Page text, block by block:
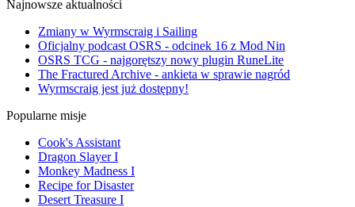
Najnowsze aktualności
Zmiany w Wyrmscraig i Sailing
Oficjalny podcast OSRS - odcinek 16 z Mod Nin
OSRS TCG - najgorętszy nowy plugin RuneLite
The Fractured Archive - ankieta w sprawie nagród
Wyrmscraig jest już dostępny!
Popularne misje
Cook's Assistant
Dragon Slayer I
Monkey Madness I
Recipe for Disaster
Desert Treasure I